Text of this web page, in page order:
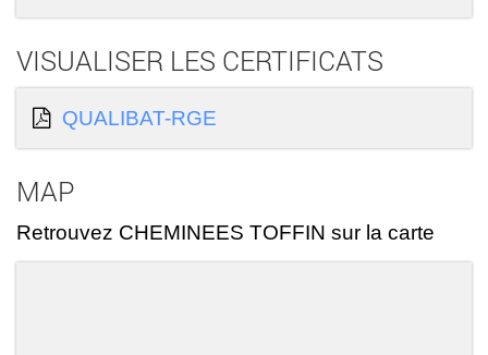
VISUALISER LES CERTIFICATS
QUALIBAT-RGE
MAP
Retrouvez CHEMINEES TOFFIN sur la carte